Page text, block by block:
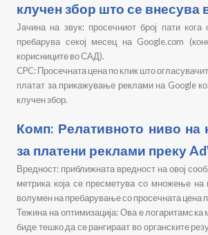
клучен збор што се внесува
Јачина на звук: просечниот број пати кога
пребарува секој месец на Google.com
корисниците во САД).
CPC: Просечната цена по клик што
платат за прикажување реклами на Google
клучен збор.
Комп: Релативното ниво на
за платени реклами преку
Вредност: приближната вредност на овој
метрика која се пресметува со множење на
волумен на пребарување со просечната цена
Тежина на оптимизација: Ова е логаритамска
биде тешко да се рангираат во органските